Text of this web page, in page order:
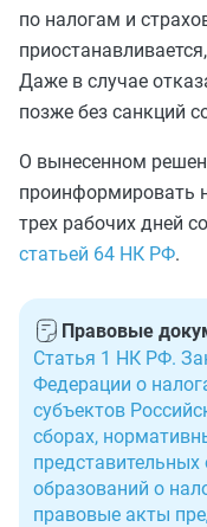
по налогам и
Даже в случае
позже без санкций
О вынесенном
проинформировать
трех рабочих дней
статьей 64 НК РФ.
Правовые
Статья 1 НК РФ.
Федерации о
субъектов
сборах,
образований о
правовые акты